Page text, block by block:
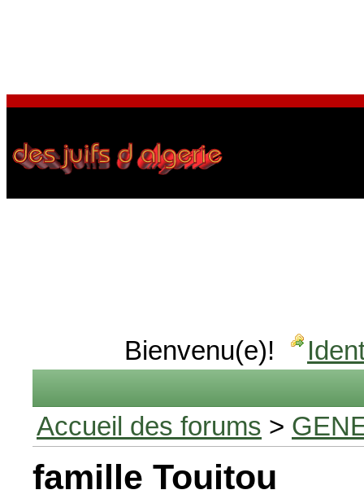
Bienvenu(e)!
Accueil des forums >
famille Touitou